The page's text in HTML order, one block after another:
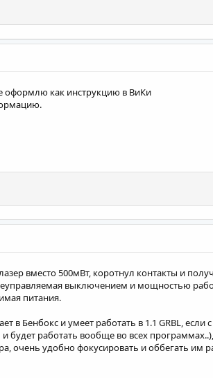
как инструкцию в ВиКи
вместо 500мВт, коротнул контакты и
выключением и мощностью
питания.
в Бенбокс и умеет работать в 1.1 GRBL,
будет работать вообще во всех
очень удобно фокусировать и оббегать им